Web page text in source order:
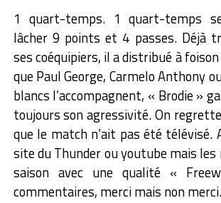
1 quart-temps. 1 quart-temps
lâcher 9 points et 4 passes. Déjà
ses coéquipiers, il a distribué à
que Paul George, Carmelo Anthony
blancs l’accompagnent, « Brodie »
toujours son agressivité. On
que le match n’ait pas été télévisé.
site du Thunder ou youtube mais
saison avec une qualité «
commentaires, merci mais non merci.